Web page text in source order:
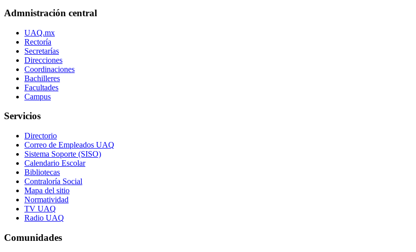
Admnistración central
UAQ.mx
Rectoría
Secretarías
Direcciones
Coordinaciones
Bachilleres
Facultades
Campus
Servicios
Directorio
Correo de Empleados UAQ
Sistema Soporte (SISO)
Calendario Escolar
Bibliotecas
Contraloría Social
Mapa del sitio
Normatividad
TV UAQ
Radio UAQ
Comunidades